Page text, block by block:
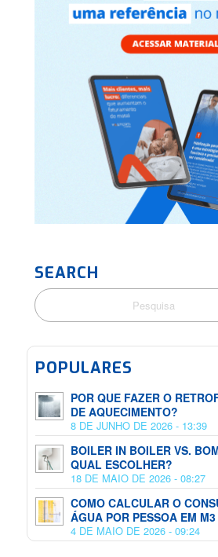
SEARCH
POPULARES
POR QUE FAZER O
DE AQUECIMENTO?
8 DE JUNHO DE 2026 - 13:39
BOILER IN BOILER VS.
QUAL ESCOLHER?
18 DE MAIO DE 2026 - 08:27
COMO CALCULAR O
ÁGUA POR PESSOA EM M3
4 DE MAIO DE 2026 - 09:24